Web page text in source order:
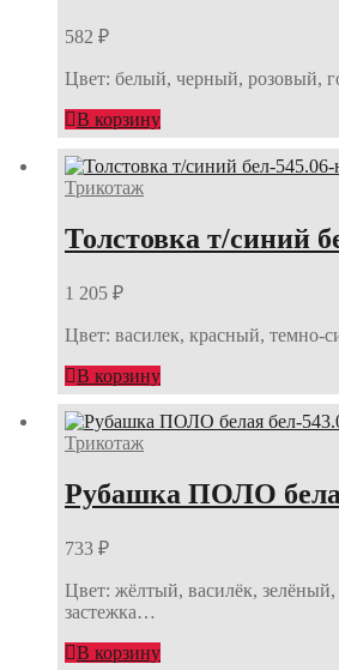
582 ₽
Цвет: белый, черный, розовый,
В корзину
Трикотаж
Толстовка т/синий
1 205 ₽
Цвет: василек, красный, темно-
В корзину
Трикотаж
Рубашка ПОЛО
733 ₽
Цвет: жёлтый, василёк,
застежка…
В корзину